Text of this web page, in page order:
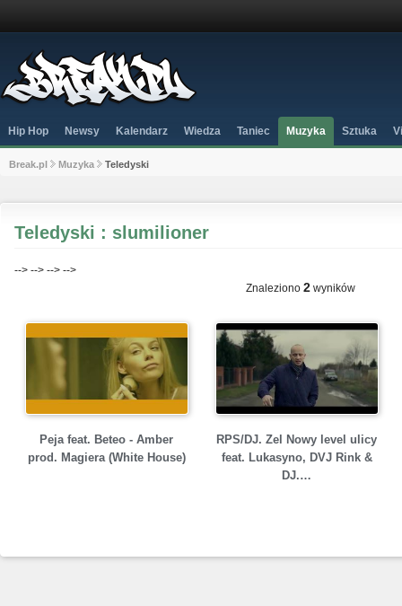
Hip Hop Newsy Kalendarz Wiedza Taniec Muzyka Sztuka
Break.pl Muzyka Teledyski
Teledyski : slumilioner
--> --> --> -->
Znaleziono 2 wyników
Peja feat. Beteo - Amber
prod. Magiera (White House)
RPS/DJ. Zel Nowy level ulicy
feat. Lukasyno, DVJ Rink &
DJ.…